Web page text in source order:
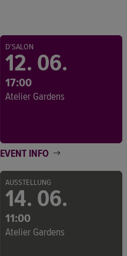
D'SALON
12. 06.
17:00
Atelier Gardens
EVENT INFO
AUSSTELLUNG
14. 06.
11:00
Atelier Gardens